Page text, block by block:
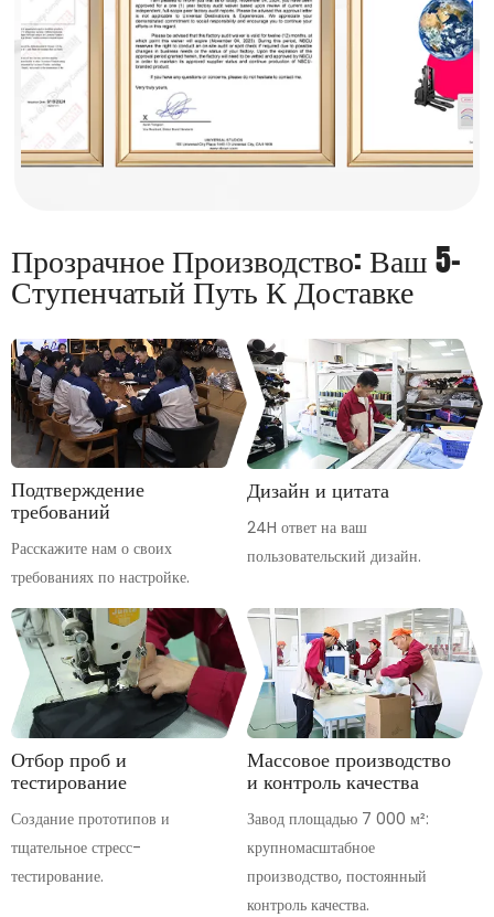
Прозрачное Производство: Ваш 5-
Ступенчатый Путь К Доставке
Подтверждение
требований
Расскажите нам о своих
требованиях по настройке.
Дизайн и цитата
24H ответ на ваш
пользовательский дизайн.
Отбор проб и
тестирование
Создание прототипов и
тщательное стресс-
тестирование.
Массовое производство
и контроль качества
Завод площадью 7 000 м²:
крупномасштабное
производство, постоянный
контроль качества.